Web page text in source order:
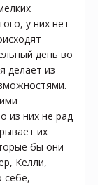
у них нет
день во
делает из
из них не рад
их
бы они
Келли,
себе,